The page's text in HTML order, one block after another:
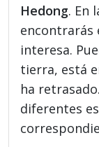
Hedong. En
encontrarás
interesa.
tierra, está
ha
diferentes